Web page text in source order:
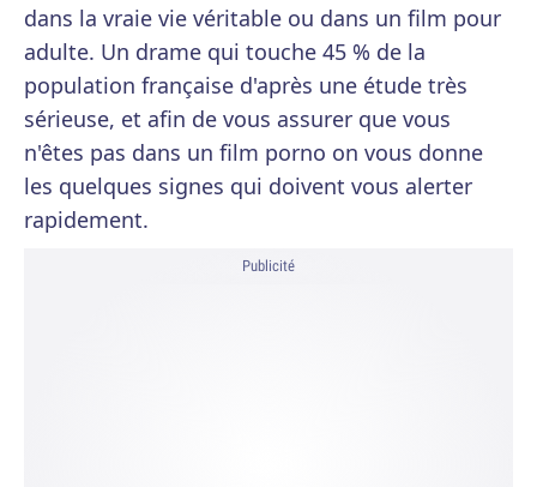
dans la vraie vie véritable ou dans un film pour
adulte. Un drame qui touche 45 % de la
population française d'après une étude très
sérieuse, et afin de vous assurer que vous
n'êtes pas dans un film porno on vous donne
les quelques signes qui doivent vous alerter
rapidement.
Publicité